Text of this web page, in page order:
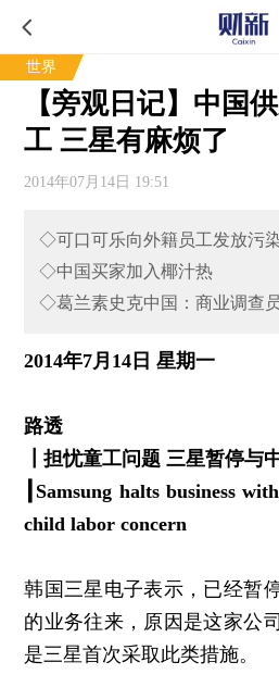
世界
【旁观日记】中国
工 三星有麻烦了
2014年07月14日 19:51
◇可口可乐向外籍员工发放污
◇中国买家加入椰汁热
◇葛兰素史克中国：商业调查
2014年7月14日 星期一
路透
┃担忧童工问题 三星暂停与
Samsung halts business
child labor concern
韩国三星电子表示，已经暂
的业务往来，原因是这家公
是三星首次采取此类措施。